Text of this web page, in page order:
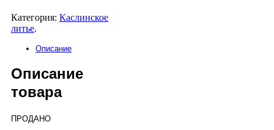
Категория: Каслинское
литье.
Описание
Описание
товара
ПРОДАНО